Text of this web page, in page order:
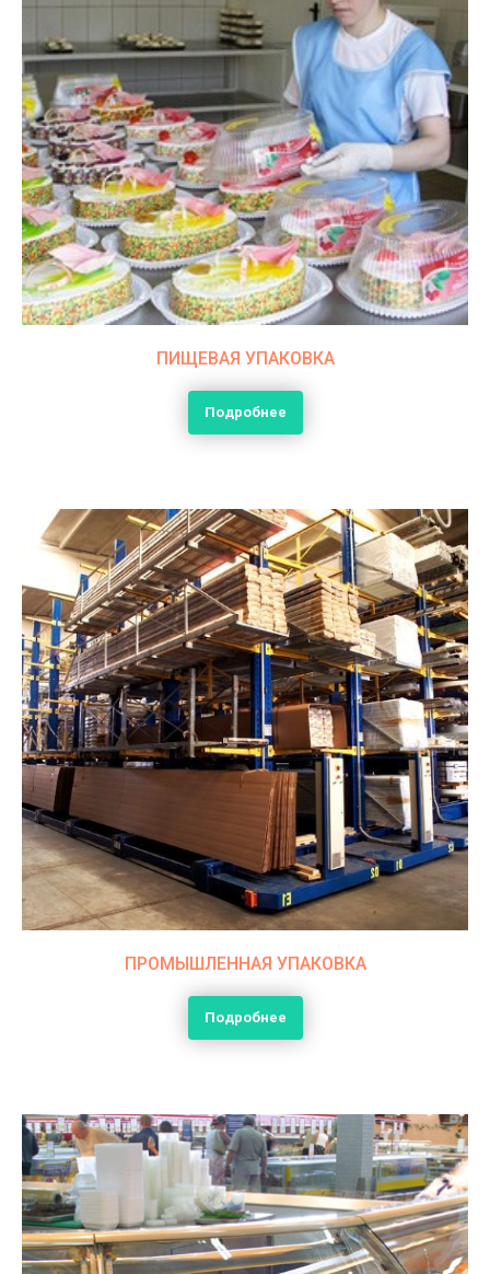
ПИЩЕВАЯ УПАКОВКА
Подробнее
ПРОМЫШЛЕННАЯ УПАКОВКА
Подробнее